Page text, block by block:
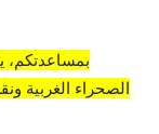
بمساعدتكم،
الصحراء الغربية